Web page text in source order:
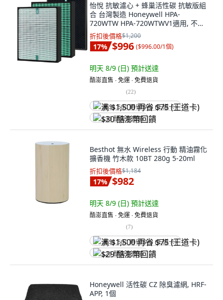
怡悅 抗敏濾心 + 蜂巢活性碳 抗敏版組
合 台灣製造 Honeywell HPA-
720WTW HPA-720WTWV1適用, 不適
用, 1組
折扣後價格$1,200
17% $996 ($996.00/1個)
明天 8/9 (日) 預計送達
酷澎直售 ∙ 免運 ∙ 免費退貨
(22)
满 $1,500 再省 $75 (王道卡)
$30 酷澎幣回饋
Besthot 無水 Wireless 行動 精油霧化
擴香機 竹木款 10BT 280g 5-20ml
折扣後價格$1,184
17% $982
明天 8/9 (日) 預計送達
酷澎直售 ∙ 免運 ∙ 免費退貨
(7)
满 $1,500 再省 $75 (王道卡)
$29 酷澎幣回饋
Honeywell 活性碳 CZ 除臭濾網, HRF-
APP, 1個